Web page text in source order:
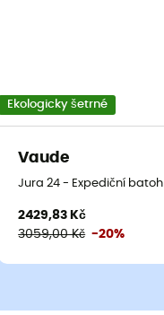
Ekologicky šetrné
Vaude
Jura 24 - Expediční batoh
2429,83 Kč
3059,00 Kč -20%